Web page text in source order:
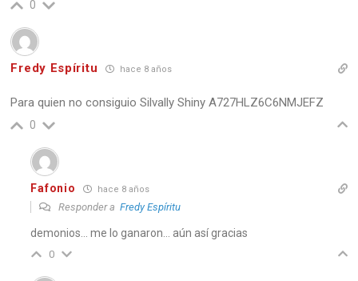
0
Fredy Espíritu hace 8 años
Para quien no consiguio Silvally Shiny A727HLZ6C6NMJEFZ
0
Fafonio hace 8 años
Responder aFredy Espíritu
demonios… me lo ganaron… aún así gracias
0